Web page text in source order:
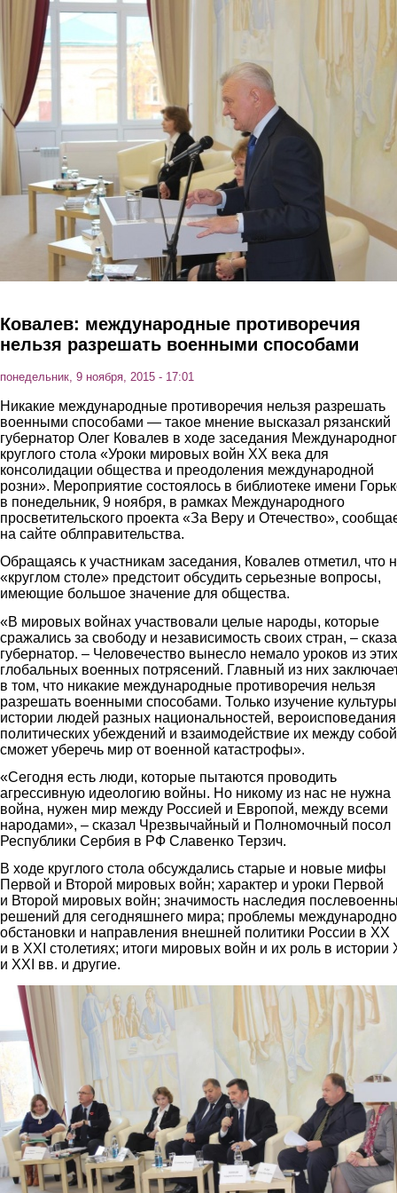
Перейти к основному содержанию
Ковалев: международные противоречия
нельзя разрешать военными способами
понедельник, 9 ноября, 2015 - 17:01
Никакие международные противоречия нельзя разрешать
военными способами — такое мнение высказал рязанский
губернатор Олег Ковалев в ходе заседания
круглого стола «Уроки мировых войн XX века для
консолидации общества и преодоления международной
розни». Мероприятие состоялось в библиотеке имени
в понедельник, 9 ноября, в рамках Международного
просветительского проекта «За Веру и Отечество»,
на сайте облправительства.
Обращаясь к участникам заседания, Ковалев отметил, что
«круглом столе» предстоит обсудить серьезные вопросы,
имеющие большое значение для общества.
«В мировых войнах участвовали целые народы, которые
сражались за свободу и независимость своих стран, –
губернатор. – Человечество вынесло немало уроков из этих
глобальных военных потрясений. Главный из них
в том, что никакие международные противоречия нельзя
разрешать военными способами. Только изучение
истории людей разных национальностей,
политических убеждений и взаимодействие их между собой
сможет уберечь мир от военной катастрофы».
«Сегодня есть люди, которые пытаются проводить
агрессивную идеологию войны. Но никому из нас не нужна
война, нужен мир между Россией и Европой, между всеми
народами», – сказал Чрезвычайный и Полномочный посол
Республики Сербия в РФ Славенко Терзич.
В ходе круглого стола обсуждались старые и новые мифы
Первой и Второй мировых войн; характер и уроки Первой
и Второй мировых войн; значимость наследия
решений для сегодняшнего мира; проблемы
обстановки и направления внешней политики России в XX
и в XXI столетиях; итоги мировых войн и их роль в истории
и XXI вв. и другие.
3.jpg